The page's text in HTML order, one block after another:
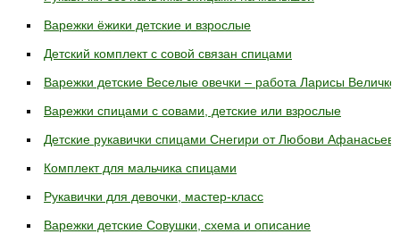
Варежки ёжики детские и взрослые
Детский комплект с совой связан спицами
Варежки детские Веселые овечки – работа Ларисы Величко
Варежки спицами с совами, детские или взрослые
Детские рукавички спицами Снегири от Любови
Комплект для мальчика спицами
Рукавички для девочки, мастер-класс
Варежки детские Совушки, схема и описание